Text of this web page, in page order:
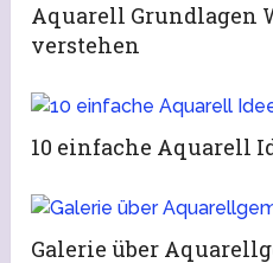
Aquarell Grundlagen
verstehen
10 einfache Aquarell
Galerie über